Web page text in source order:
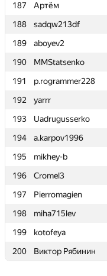
187
Артём
188
sadqw213df
189
aboyev2
190
MMStatsenko
191
p.rogrammer228
192
yarrr
193
Uadrugusserko
194
a.karpov1996
195
mikhey-b
196
Cromel3
197
Pierromagien
198
miha715lev
199
kotofeya
200
Виктор Рябинин
187
Артём
188
sadqw213df
189
aboyev2
190
MMStatsenko
191
p.rogrammer228
192
yarrr
193
Uadrugusserko
194
a.karpov1996
195
mikhey-b
196
Cromel3
197
Pierromagien
198
miha715lev
199
kotofeya
200
Виктор Рябинин